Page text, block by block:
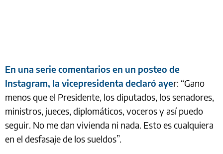
En una serie comentarios en un posteo de
Instagram, la vicepresidenta declaró ayer: “Gano
menos que el Presidente, los diputados, los senadores,
ministros, jueces, diplomáticos, voceros y así puedo
seguir. No me dan vivienda ni nada. Esto es cualquiera
en el desfasaje de los sueldos”.